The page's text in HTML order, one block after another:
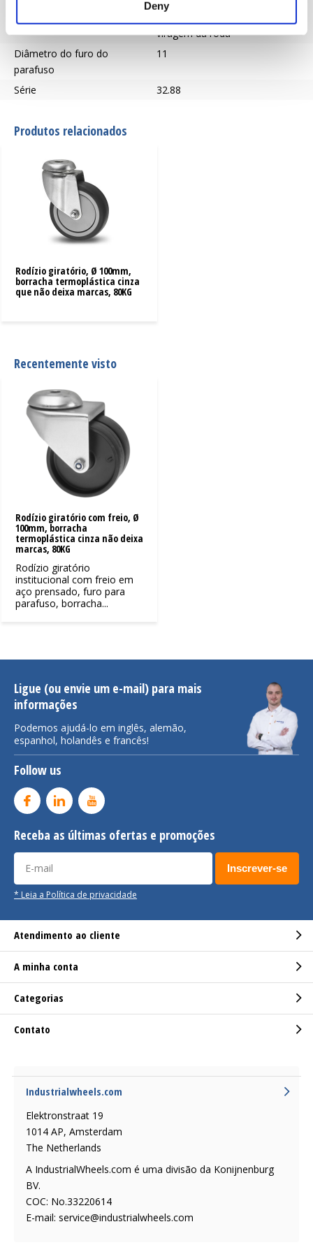
Deny
viragem da roda
Diâmetro do furo do
parafuso
11
Série 32.88
Produtos relacionados
Rodízio giratório, Ø 100mm,
borracha termoplástica cinza
que não deixa marcas, 80KG
Recentemente visto
Rodízio giratório com freio, Ø
100mm, borracha
termoplástica cinza não deixa
marcas, 80KG
Rodízio giratório
institucional com freio em
aço prensado, furo para
parafuso, borracha...
Ligue (ou envie um e-mail) para mais
informações
Podemos ajudá-lo em inglês, alemão,
espanhol, holandês e francês!
Follow us
Receba as últimas ofertas e promoções
Inscrever-se
* Leia a Política de privacidade
Atendimento ao cliente
A minha conta
Categorias
Contato
Industrialwheels.com
Elektronstraat 19
1014 AP, Amsterdam
The Netherlands
A IndustrialWheels.com é uma divisão da Konijnenburg
BV.
COC: No.33220614
E-mail: service@industrialwheels.com